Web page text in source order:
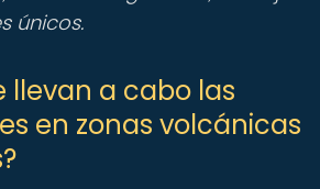
únicos.
llevan a cabo las
en zonas volcánicas